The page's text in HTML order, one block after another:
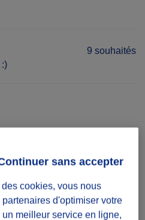
9 souhaités
cookies, vous nous
partenaires d'optimiser votre
meilleur service en ligne,
sans accepter